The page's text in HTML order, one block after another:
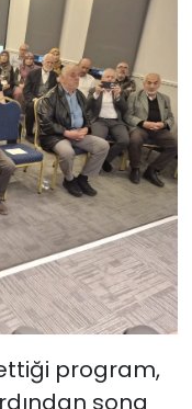
ettiği program,
sona